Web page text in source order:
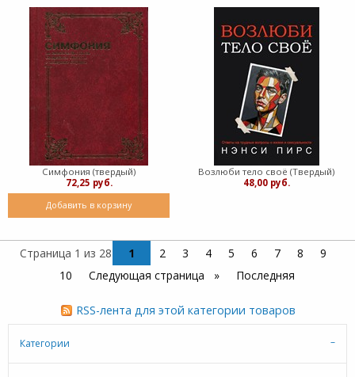
Симфония (твердый)
72,25 руб.
Добавить в корзину
Возлюби тело своё (Твердый)
48,00 руб.
Страница 1 из 28 1 2 3 4 5 6 7 8
9
10
Следующая страница Последняя
RSS-лента для этой категории товаров
Категории